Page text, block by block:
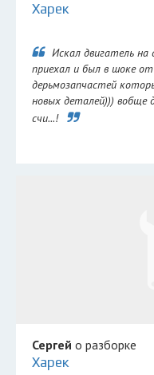
Харек
Искал двигатель
приехал и был в шоке
дерьмозапчастей
новых деталей))) вобще
счи...!
Сергей о разборке
Харек